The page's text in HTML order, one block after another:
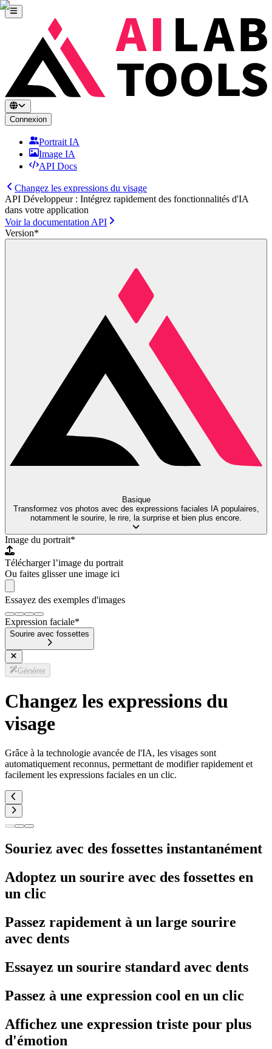
Connexion
Portrait IA
Image IA
API Docs
Changez les expressions du visage
API Développeur : Intégrez rapidement des fonctionnalités d'IA
dans votre application
Voir la documentation API
Version*
Basique
Transformez vos photos avec des expressions faciales IA populaires,
notamment le sourire, le rire, la surprise et bien plus encore.
Image du portrait*
Télécharger l’image du portrait
Ou faites glisser une image ici
Essayez des exemples d'images
Expression faciale*
Sourire avec fossettes
Générer
Changez les expressions du
visage
Grâce à la technologie avancée de l'IA, les visages sont
automatiquement reconnus, permettant de modifier rapidement et
facilement les expressions faciales en un clic.
Souriez avec des fossettes instantanément
Adoptez un sourire avec des fossettes en
un clic
Passez rapidement à un large sourire
avec dents
Essayez un sourire standard avec dents
Passez à une expression cool en un clic
Affichez une expression triste pour plus
d'émotion